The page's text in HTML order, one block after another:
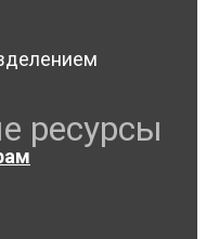
ресурсы